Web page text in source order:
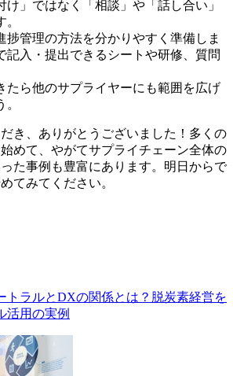
け」ではなく「相談」や「話し合い」
捗管理の方法を分かりやすく準備しま
記入・提出できるシートや研修、質問
たら他のサプライヤーにも範囲を広げ
き、ありがとうございました！多くの
めて、やがてサプライチェーン全体の
た事例も豊富にあります。明日からで
てみてください。
トラルとDXの関係とは？脱炭素経営を
活用の実例